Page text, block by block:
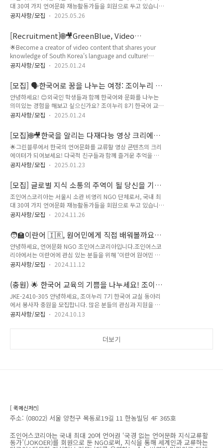
~16시- 기초반: 16시~18시 2. 📍장소 노을지부 (상암 노을공원
인근) ♣ https://jow.so/jk-gomap ​3. 지원 방법: 지원절차:
joinus.korea) 및 면담 일정 논의* ..
JOINTERNSHIP 활동가 모집✨ (~6/20)
대 30여 가지 언어문화 재능활동가들을 회원으로 두고 있습니
다.저희 단체는 전 세계인이 온라인으로 소통할 수 있는 글로벌
전을 함께 실현할 29기 JOINTERNSHIP 활동가를 모집합니다!
2025 하반기 JOINTERNSHIP (29기) 활동가 모집 공고활동사
항국경없는 언어문화 지식교류 자원 봉사자 관리외국인 교류 행
사 / SNS 이벤트 / 후원 모금 행사 기획 및 실행외국인을 위한 다
국어 지식 답변 콘텐츠 발굴 / 생산 / 기록 / 배포홍보 포스터 /
참여자체 동아리 활동 지원우대사항행사 등 기획 및 진행 경험오
피스 ..
공지사항/모집 2025.05.26
[Recruitment]🌐🎥GreenBlue, Video
Production Club, is Now Recruiting 18th
Members! (~02/20)
🌟Become a creator of video content that shares your
knowledge of South Korea's language and culture!
Don't miss the chance to make unforgettable memories
at GreenBlue! 🌟 📅 Recruitment Timeline 🗓️Application
Submission Period2025. 01. 26(Sun) ~ 02. 20(Thu)First
Round Result2025. 02. 23(Sun)Interview2025. 02.
25(Tue) ~ 02. 27(Thu)Final Re..
공지사항/모집 2025.01.24
[모집] 🗣️한국어로 꿈을 나누는 여정: 조이누리 8
기 교사 봉사단에 함께하세요 (~02/18)🌟
안녕하세요! 😊외국인 학생들과 함께 한국어와 문화를 나누는
의미있는 경험을 해보고 싶으신가요? 조이누리 8기 한국어 교사
봉사단에서 여러분의 열정을 기다리고 있습니다! ⭐ 조이누리
며, 수준별 그룹 수업을 제공합니다.기획 및 SNS 운영 경험, 외
국인과의 교류 경험과 청년 네트워크 형성 등 다양한 기회가 여
러분을 기다립니다! ⭐ 조이누리의 매력 포인트 ⭐📚 외국인 학생
들에게 한글과 한국 문화를 알리는 교류 경험🌈 콘텐츠 제작부
터 동아리 운영, 청년 네트워크까지 다양한 경험💻 온라인 / 🗣️
특별한 시간! ⭐모집 대상💡 대학생, 일반인(지역·연령·전공·직
업·휴학 여부 무..
공지사항/모집 2025.01.24
[모집]🌐🎥한국을 알리는 다재다능 영상 크리에이
터, 그린블루 18기 멤버를 모집합니다 (~02/20)
🌟그린블루에서 한국의 언어문화를 교류할 영상 콘텐츠의 크리
에이터가 되어보세요! 다국적 친구들과 함께 즐거운 추억을 만
들며 성장할 기회, 놓치지 마세요!🌟 📅모집 일정🗓️지원서 접수
23(일)면접(비대면)2025. 02. 25(화) ~ 02. 27(목)최종 합격자
발표2025. 02. 28(금) 🏃‍♀️활동 일정🏃‍♂️ *활동 일정은 상황에 따
라 일부 변동될 수 있습니다.OT 및 발대식(비대면/한국어로 진
행)2025. 03. 02(일)활동 기간2025. 03. 03(월) ~ 08.
30(토) 6개월 간*온보딩 기간2025. 03. 03(월) ~ 03. 16(일) 2
공지사항/모집 2025.01.23
[모집] 글로벌 지식 소통의 주역이 될 당신을 기
다립니다! JOINTERNSHIP 28기🌐 (~12/18)
조인어스코리아는 서울시 소관 비영리 NGO 단체로서, 국내 최
대 30여 가지 언어문화 재능활동가들을 회원으로 두고 있습니
다.저희 단체는 전 세계인이 온라인으로 소통할 수 있는 글로벌
전을 함께 실현할 28기 JOINTERNSHIP 활동가를 모집합니
다! 2025 상반기 JOINTERNSHIP (28기) 활동가 모집 공고■
담당 업무· 국경없는 언어문화 지식교류 자원 봉사자 관리· 외
국인 교류 행사 / SNS 이벤트 / 후원 모금 행사 기획 및 실행· 외
국인을 위한 다국어 지식 답변 콘텐츠 발굴 / 생산 / 기록 / 배포
원사업 공모 활동 참여· 자체 동아리 활동 지원■ 우대 /..
공지사항/모집 2024.11.26
🧑‍🏫이란어 🇮🇷, 원어민에게 직접 배워볼까요?
사전 수요 조사 안내 (~11/23 Sat)
안녕하세요, 언어문화 NGO 조인어스코리아입니다.조인어스코
리아에서는 이란어에 관심 있는 분들을 위해 ‘이란어 원어민 회
화교실’ 프로그램을 새롭게 기획 중에 있으며, 이에 대한 수요 조
인 비대면 방식으로 운영될 예정이며, 이란어를 배우고 싶은 분
들의 많은 관심과 참여 부탁드립니다.1) 시간: 수요 조사 이후 확
정2) 내용: 회화 및 문법 수업3) 언어: 영어/한국어로 수업 진행
예정4) 수준: 참여자 수요조사 후 확정 (입문~ 중급) 함께 만들어
가는 본 프로그램에 참가를 희망하시는 분들께 프로그램에 관한
공지사항/모집 2024.11.12
(충원) 🌟 한국어 교육의 기쁨을 나누세요! 조이누
리 7기 한국어 교육 동아리원 모집 🗣️📚(~
2024.10.15)
JKE-2410-305 안녕하세요, 조이누리 7기 한국어 교실 동아리
에서 봉사자 충원을 모집합니다. 많은 분들의 관심과 지원을 부
탁드립니다.🥰 🌼 모집 대상• 대학생, 일반인• 한국어 교육에 관
업 무관🌼 활동 내용• 한국어 수준 : 초급• 사용 교재 : 서울대한
공지사항/모집 2024.10.13
더보기
[ 퀵메신저🖱️]
주소: (08022) 서울 양천구 목동로19길 11 한농빌딩 4F 365호
조인어스코리아는 국내 최대 20여 언어권 ‘국경 없는 언어문화 지식교류활
동가’(JOKOER)를 회원으로 둔 NGO로써, 지식을 통해 세계인과 교류하는